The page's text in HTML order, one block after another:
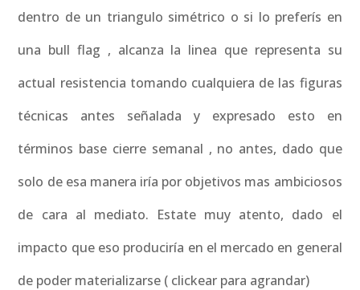
dentro de un triangulo simétrico o si lo preferís en
una bull flag , alcanza la linea que representa su
actual resistencia tomando cualquiera de las figuras
técnicas antes señalada y expresado esto en
términos base cierre semanal , no antes, dado que
solo de esa manera iría por objetivos mas ambiciosos
de cara al mediato. Estate muy atento, dado el
impacto que eso produciría en el mercado en general
de poder materializarse ( clickear para agrandar)